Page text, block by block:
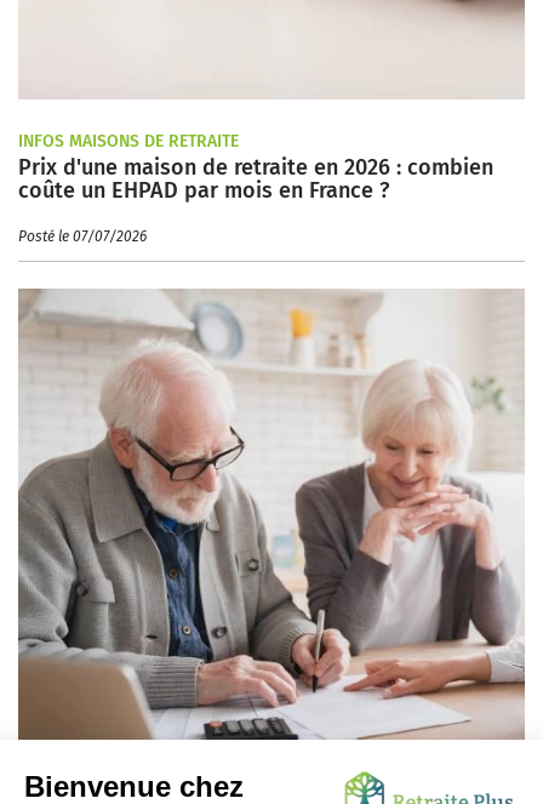
INFOS MAISONS DE RETRAITE
Prix d'une maison de retraite en 2026 : combien
coûte un EHPAD par mois en France ?
Posté le 07/07/2026